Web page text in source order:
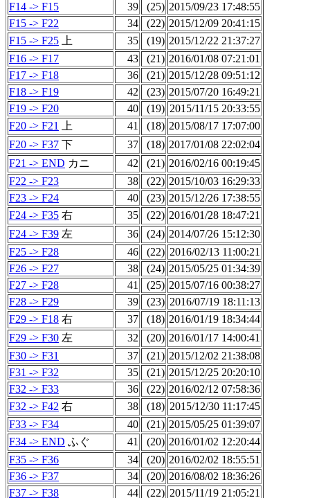
F14 -> F15
39 (25) 2015/09/23 17:48:55
F15 -> F22
34 (22) 2015/12/09 20:41:15
F15 -> F25 上 35 (19) 2015/12/22 21:37:27
F16 -> F17
43 (21) 2016/01/08 07:21:01
F17 -> F18
36 (21) 2015/12/28 09:51:12
F18 -> F19
42 (23) 2015/07/20 16:49:21
F19 -> F20
40 (19) 2015/11/15 20:33:55
F20 -> F21
上 41 (18) 2015/08/17 17:07:00
F20 -> F37 下 37 (18) 2017/01/08 22:02:04
F21 -> END カニ 42 (21) 2016/02/16 00:19:45
F22 -> F23
38 (22) 2015/10/03 16:29:33
F23 -> F24
40 (23) 2015/12/26 17:38:55
F24 -> F35 右 35 (22) 2016/01/28 18:47:21
F24 -> F39 左 36 (24) 2014/07/26 15:12:30
F25 -> F28
46 (22) 2016/02/13 11:00:21
F26 -> F27
38 (24) 2015/05/25 01:34:39
F27 -> F28
41 (25) 2015/07/16 00:38:27
F28 -> F29
39 (23) 2016/07/19 18:11:13
F29 -> F18 右 37 (18) 2016/01/19 18:34:44
F29 -> F30 左 32 (20) 2016/01/17 14:00:41
F30 -> F31
37 (21) 2015/12/02 21:38:08
F31 -> F32
35 (21) 2015/12/25 20:20:10
F32 -> F33
36 (22) 2016/02/12 07:58:36
F32 -> F42 右 38 (18) 2015/12/30 11:17:45
F33 -> F34
40 (21) 2015/05/25 01:39:07
F34 -> END ふぐ 41 (20) 2016/01/02 12:20:44
F35 -> F36
34 (20) 2016/02/02 18:55:51
F36 -> F37
34 (20) 2016/08/02 18:36:26
F37 -> F38
44 (22) 2015/11/19 21:05:21